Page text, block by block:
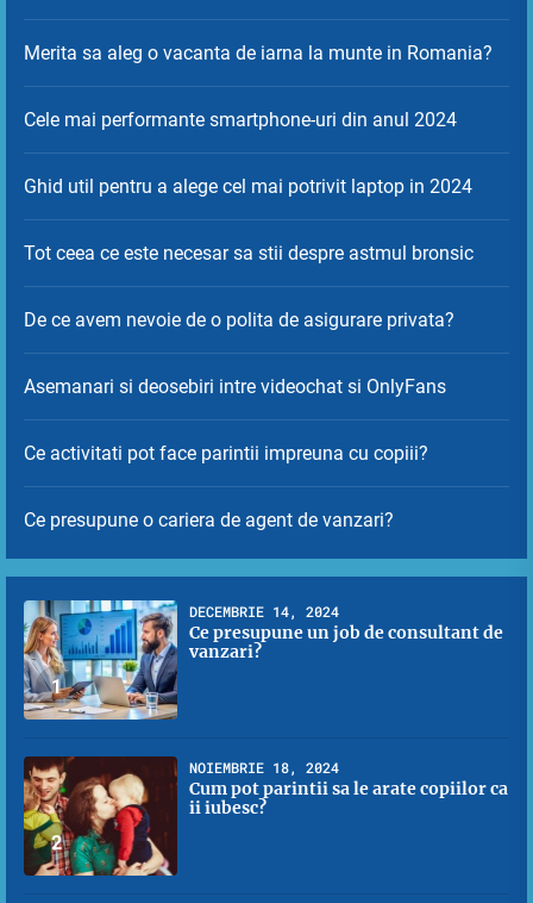
Merita sa aleg o vacanta de iarna la munte in Romania?
Cele mai performante smartphone-uri din anul 2024
Ghid util pentru a alege cel mai potrivit laptop in 2024
Tot ceea ce este necesar sa stii despre astmul bronsic
De ce avem nevoie de o polita de asigurare privata?
Asemanari si deosebiri intre videochat si OnlyFans
Ce activitati pot face parintii impreuna cu copiii?
Ce presupune o cariera de agent de vanzari?
1
DECEMBRIE 14, 2024
Ce presupune un job de consultant de
vanzari?
2
NOIEMBRIE 18, 2024
Cum pot parintii sa le arate copiilor ca
ii iubesc?